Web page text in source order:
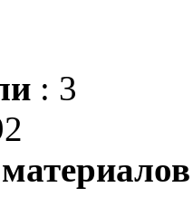
: 3